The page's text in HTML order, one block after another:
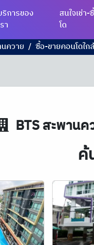
ริการของ
า
สนใจเช่า
โด
ควาย ซื้อ-ขายคอนโดใ
BTSสะพานค
ค้